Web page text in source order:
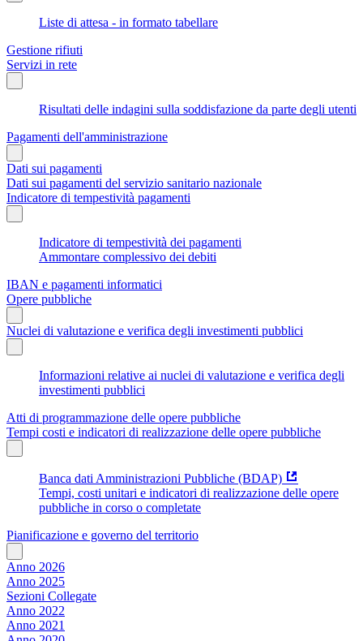
Liste di attesa - in formato tabellare
Gestione rifiuti
Servizi in rete
Risultati delle indagini sulla soddisfazione da parte degli utenti
Pagamenti dell'amministrazione
Dati sui pagamenti
Dati sui pagamenti del servizio sanitario nazionale
Indicatore di tempestività pagamenti
Indicatore di tempestività dei pagamenti
Ammontare complessivo dei debiti
IBAN e pagamenti informatici
Opere pubbliche
Nuclei di valutazione e verifica degli investimenti pubblici
Informazioni relative ai nuclei di valutazione e verifica degli
investimenti pubblici
Atti di programmazione delle opere pubbliche
Tempi costi e indicatori di realizzazione delle opere pubbliche
Banca dati Amministrazioni Pubbliche (BDAP)
Tempi, costi unitari e indicatori di realizzazione delle opere
pubbliche in corso o completate
Pianificazione e governo del territorio
Anno 2026
Anno 2025
Sezioni Collegate
Anno 2022
Anno 2021